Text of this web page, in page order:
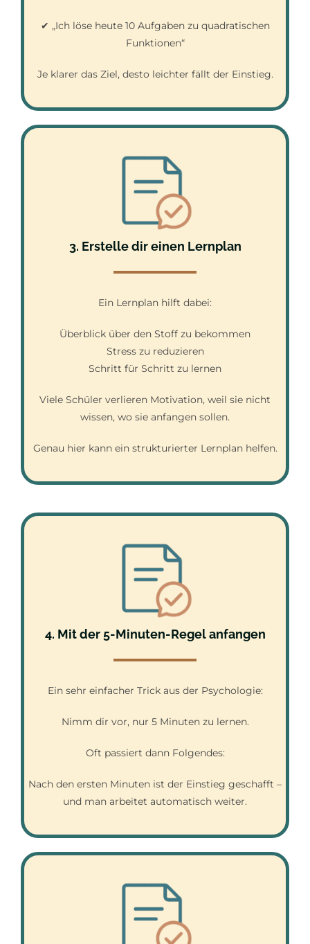
✔ „Ich löse heute 10 Aufgaben zu quadratischen
Funktionen“
Je klarer das Ziel, desto leichter fällt der Einstieg.
3. Erstelle dir einen Lernplan
Ein Lernplan hilft dabei:
Überblick über den Stoff zu bekommen
Stress zu reduzieren
Schritt für Schritt zu lernen
Viele Schüler verlieren Motivation, weil sie nicht
wissen, wo sie anfangen sollen.
Genau hier kann ein strukturierter Lernplan helfen.
4. Mit der 5-Minuten-Regel anfangen
Ein sehr einfacher Trick aus der Psychologie:
Nimm dir vor, nur 5 Minuten zu lernen.
Oft passiert dann Folgendes:
Nach den ersten Minuten ist der Einstieg geschafft –
und man arbeitet automatisch weiter.